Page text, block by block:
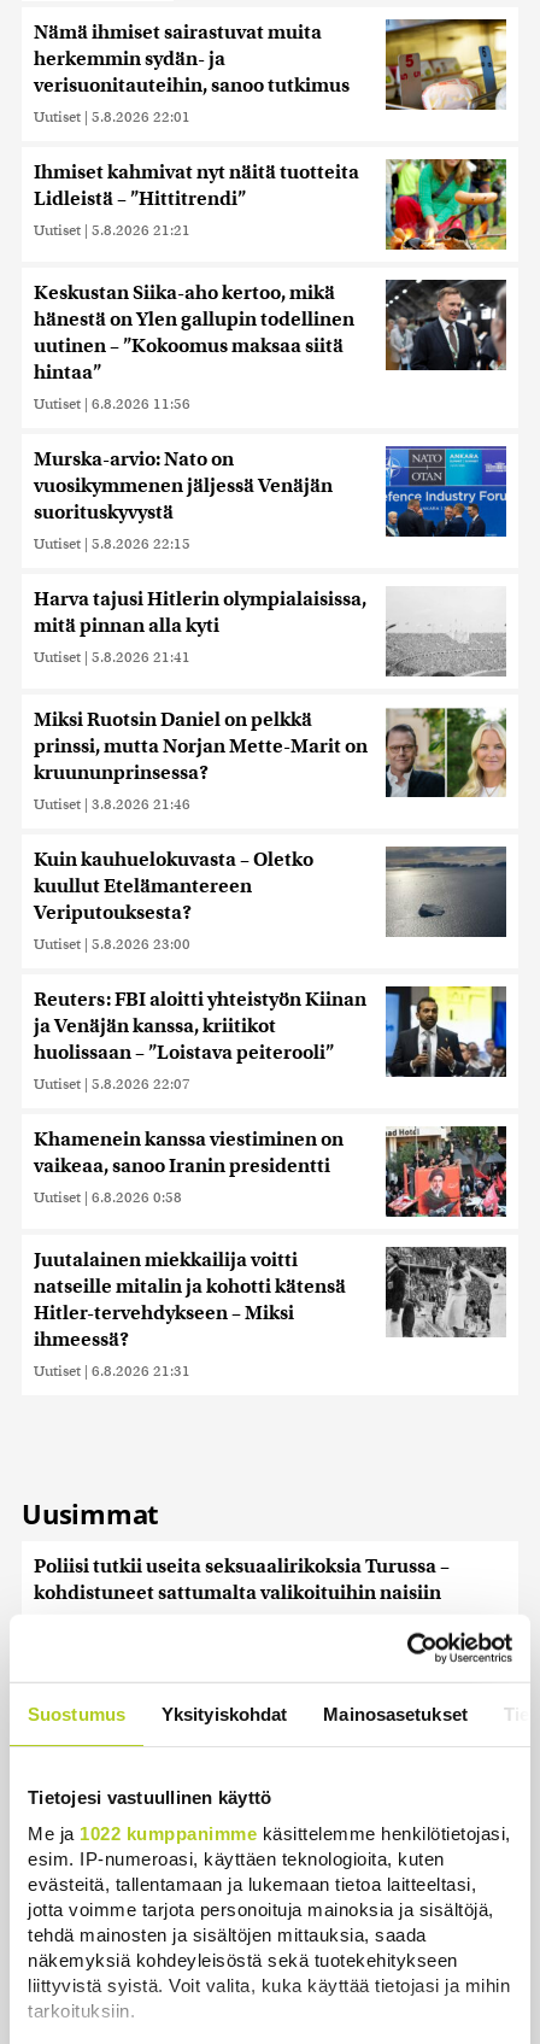
Suostumus Yksityiskohdat Mainosasetukset
Tietojesi vastuullinen käyttö
Me ja 1022 kumppanimme käsittelemme henkilötietojasi,
esim. IP-numeroasi, käyttäen teknologioita, kuten
evästeitä, tallentamaan ja lukemaan tietoa laitteeltasi,
jotta voimme tarjota personoituja mainoksia ja sisältöjä,
tehdä mainosten ja sisältöjen mittauksia, saada
näkemyksiä kohdeyleisöstä sekä tuotekehitykseen
liittyvistä syistä. Voit valita, kuka käyttää tietojasi ja mihin
tarkoituksiin.
Nämä ihmiset sairastuvat muita
herkemmin sydän- ja
verisuonitauteihin, sanoo tutkimus
Uutiset | 5.8.2026 22:01
Ihmiset kahmivat nyt näitä tuotteita
Lidleistä – ”Hittitrendi”
Uutiset | 5.8.2026 21:21
Keskustan Siika-aho kertoo, mikä
hänestä on Ylen gallupin todellinen
uutinen – ”Kokoomus maksaa siitä
hintaa”
Uutiset | 6.8.2026 11:56
Murska-arvio: Nato on
vuosikymmenen jäljessä Venäjän
suorituskyvystä
Uutiset | 5.8.2026 22:15
Harva tajusi Hitlerin olympialaisissa,
mitä pinnan alla kyti
Uutiset | 5.8.2026 21:41
Miksi Ruotsin Daniel on pelkkä
prinssi, mutta Norjan Mette-Marit on
kruununprinsessa?
Uutiset | 3.8.2026 21:46
Kuin kauhuelokuvasta – Oletko
kuullut Etelämantereen
Veriputouksesta?
Uutiset | 5.8.2026 23:00
Reuters: FBI aloitti yhteistyön Kiinan
ja Venäjän kanssa, kriitikot
huolissaan – ”Loistava peiterooli”
Uutiset | 5.8.2026 22:07
Khamenein kanssa viestiminen on
vaikeaa, sanoo Iranin presidentti
Uutiset | 6.8.2026 0:58
Juutalainen miekkailija voitti
natseille mitalin ja kohotti kätensä
Hitler-tervehdykseen – Miksi
ihmeessä?
Uutiset | 6.8.2026 21:31
Uusimmat
Poliisi tutkii useita seksuaalirikoksia Turussa –
kohdistuneet sattumalta valikoituihin naisiin
Keskustan Savola: Sikarutto testaa hallituksen
rajaturvallisuuden uskottavuuden
Thaimaassa kouluampuminen lähellä Bangkokia
Uutiset | 7.8.2026 8:03
Meta määrättiin maksamaan lapsille aiheutuneiden
somehaittojen vuoksi puoli miljardia dollaria
Uutiset | 7.8.2026 6:52
Venezuelassa neuvottelut siirtymävaiheesta
alkoivat opposition ja väliaikaishallinnon välillä